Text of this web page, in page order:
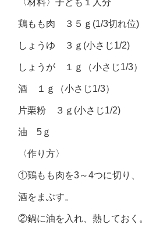
〈材料〉子ども１人分
鶏もも肉 ３５ｇ(1/3切れ位)
しょうゆ ３ｇ(小さじ1/2)
しょうが １ｇ（小さじ1/3）
酒 １ｇ（小さじ1/3）
片栗粉 ３ｇ(小さじ1/2)
油 5ｇ
〈作り方〉
①鶏もも肉を3～4つに切り、
酒をまぶす。
②鍋に油を入れ、熱してお